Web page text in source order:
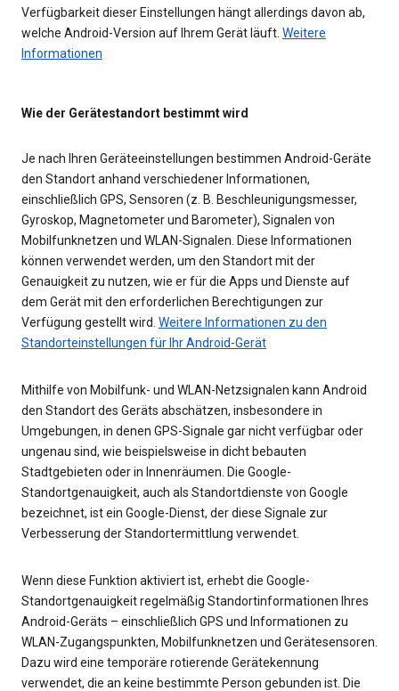
Verfügbarkeit dieser Einstellungen hängt allerdings davon ab,
welche Android-Version auf Ihrem Gerät läuft. Weitere
Informationen
Wie der Gerätestandort bestimmt wird
Je nach Ihren Geräteeinstellungen bestimmen Android-Geräte
den Standort anhand verschiedener Informationen,
einschließlich GPS, Sensoren (z. B. Beschleunigungsmesser,
Gyroskop, Magnetometer und Barometer), Signalen von
Mobilfunknetzen und WLAN-Signalen. Diese Informationen
können verwendet werden, um den Standort mit der
Genauigkeit zu nutzen, wie er für die Apps und Dienste auf
dem Gerät mit den erforderlichen Berechtigungen zur
Verfügung gestellt wird. Weitere Informationen zu den
Standorteinstellungen für Ihr Android-Gerät
Mithilfe von Mobilfunk- und WLAN-Netzsignalen kann Android
den Standort des Geräts abschätzen, insbesondere in
Umgebungen, in denen GPS-Signale gar nicht verfügbar oder
ungenau sind, wie beispielsweise in dicht bebauten
Stadtgebieten oder in Innenräumen. Die Google-
Standortgenauigkeit, auch als Standortdienste von Google
bezeichnet, ist ein Google-Dienst, der diese Signale zur
Verbesserung der Standortermittlung verwendet.
Wenn diese Funktion aktiviert ist, erhebt die Google-
Standortgenauigkeit regelmäßig Standortinformationen Ihres
Android-Geräts – einschließlich GPS und Informationen zu
WLAN-Zugangspunkten, Mobilfunknetzen und Gerätesensoren.
Dazu wird eine temporäre rotierende Gerätekennung
verwendet, die an keine bestimmte Person gebunden ist. Die